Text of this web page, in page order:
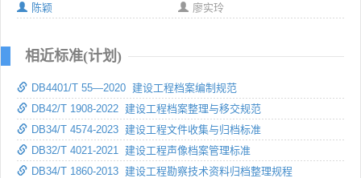
陈颖
廖实玲
相近标准(计划)
DB4401/T 55—2020 建设工程档案编制规范
DB42/T 1908-2022 建设工程档案整理与移交规范
DB34/T 4574-2023 建设工程文件收集与归档标准
DB32/T 4021-2021 建设工程声像档案管理标准
DB34/T 1860-2013 建设工程勘察技术资料归档整理规程